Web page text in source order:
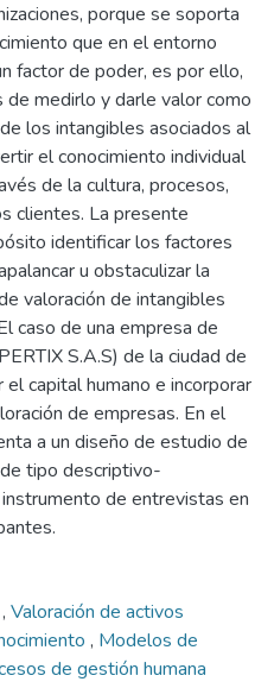
porque se soporta
que en el entorno
factor de poder, es por ello,
medirlo y darle valor como
los intangibles asociados al
el conocimiento individual
de la cultura, procesos,
clientes. La presente
identificar los factores
u obstaculizar la
valoración de intangibles
caso de una empresa de
S.A.S) de la ciudad de
capital humano e incorporar
de empresas. En el
a un diseño de estudio de
tipo descriptivo-
de entrevistas en
, Valoración de activos
, Modelos de
de gestión humana